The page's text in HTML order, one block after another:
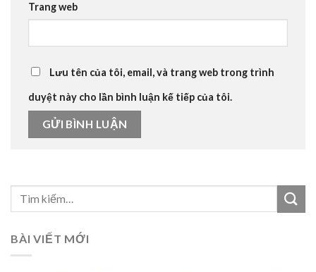
Trang web
Lưu tên của tôi, email, và trang web trong trình
duyệt này cho lần bình luận kế tiếp của tôi.
BÀI VIẾT MỚI